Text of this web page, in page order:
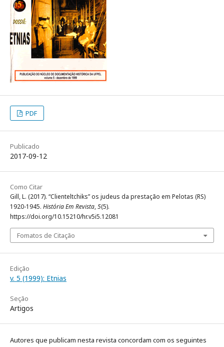
PDF
Publicado
2017-09-12
Como Citar
Gill, L. (2017). “Clienteltchiks” os judeus da prestação em Pelotas (RS)
1920-1945. História Em Revista,5(5).
https://doi.org/10.15210/hr.v5i5.12081
Fomatos de Citação
Edição
v. 5 (1999): Etnias
Seção
Artigos
Autores que publicam nesta revista concordam com os seguintes